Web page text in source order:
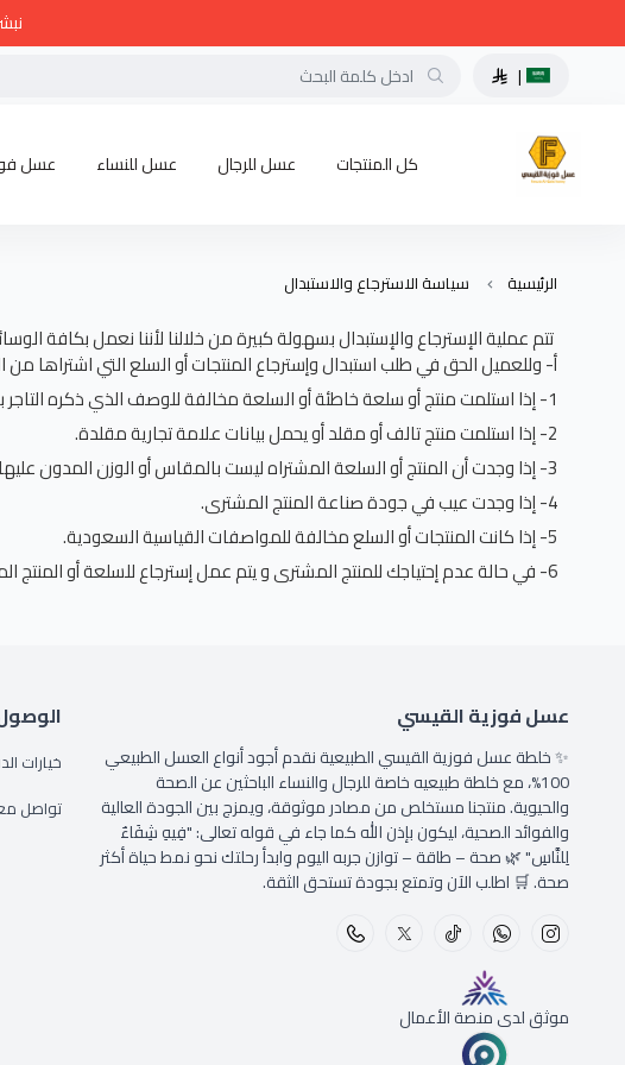
|
كل المنتجات عسل للرجال عسل للنساء عسل
الرئيسية سياسة الاسترجاع والاستبدال
تتم عملية الإسترجاع والإستبدال بسهولة كبيرة من خلالنا لأننا نعمل بكافة
أ- وللعميل الحق في طلب استبدال وإسترجاع المنتجات أو السلع التي اشتراها
1- إذا استلمت منتج أو سلعة خاطئة أو السلعة مخالفة للوصف الذي ذكره التاجر بمتجرنا.
2- إذا استلمت منتج تالف أو مقلد أو يحمل بيانات علامة تجارية مقلدة.
3- إذا وجدت أن المنتج أو السلعة المشتراه ليست بالمقاس أو الوزن المدون عليها.
4- إذا وجدت عيب في جودة صناعة المنتج المشترى.
5- إذا كانت المنتجات أو السلع مخالفة للمواصفات القياسية السعودية.
6- في حالة عدم إحتياجك للمنتج المشترى و يتم عمل إسترجاع للسلعة أو المنتج المشترى في خلال 3 أيام من وقت الشراء.
عسل فوزية القيسي
✨ خلطة عسل فوزية القيسي الطبيعية نقدم أجود أنواع العسل الطبيعي
100%، مع خلطة طبيعيه خاصة للرجال والنساء الباحثين عن الصحة
والحيوية. منتجنا مستخلص من مصادر موثوقة، ويمزج بين الجودة العالية
والفوائد الصحية، ليكون بإذن الله كما جاء في قوله تعالى: "فِيهِ شِفَاءٌ
لِلنَّاسِ" 🌿 صحة – طاقة – توازن جربه اليوم وابدأ رحلتك نحو نمط حياة أكثر
صحة. 🛒 اطلب الآن وتمتع بجودة تستحق الثقة.
موثق لدى منصة الأعمال
خيارات
تواصل